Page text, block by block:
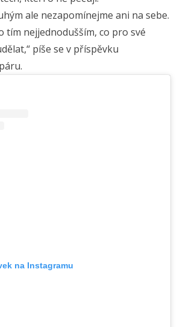
ale nezapomínejme ani na sebe.
tím nejjednodušším, co pro své
píše se v příspěvku
na Instagramu